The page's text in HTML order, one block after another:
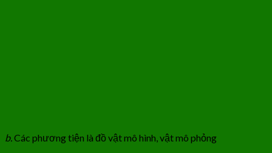
b.Các phương tiện là đồ vật mô hình, vật mô phỏng